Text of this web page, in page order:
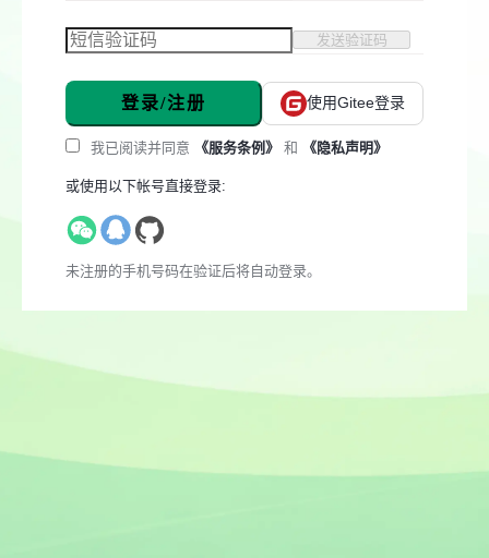
发送验证码
登录/注册 使用Gitee登录
我已阅读并同意 《服务条例》 和 《隐私声明》
或使用以下帐号直接登录:
未注册的手机号码在验证后将自动登录。